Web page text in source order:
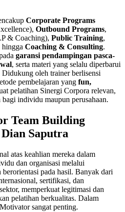
Corporate Programs
Outbound Programs,
& Coaching), Public Training,
hingga Coaching & Consulting.
garansi pendampingan pasca-
, serta materi yang selalu diperbarui
Didukung oleh trainer berlisensi
pembelajaran yang fun,
pelatihan Sinergi Corpora relevan,
individu maupun perusahaan.
Team Building
Saputra
atas keahlian mereka dalam
dan organisasi melalui
pada hasil. Banyak dari
sertifikasi, dan
memperkuat legitimasi dan
pelatihan berkualitas. Dalam
sangat penting.